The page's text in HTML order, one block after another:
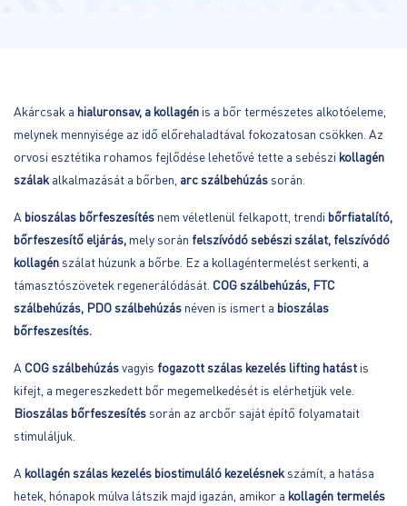
Akárcsak a hialuronsav, a kollagén is a bőr természetes alkotóeleme,
melynek mennyisége az idő előrehaladtával fokozatosan csökken. Az
orvosi esztétika rohamos fejlődése lehetővé tette a sebészi kollagén
szálak alkalmazását a bőrben, arc szálbehúzás során.
A bioszálas bőrfeszesítés nem véletlenül felkapott, trendi bőrfiatalító,
bőrfeszesítő eljárás, mely során felszívódó sebészi szálat, felszívódó
kollagén szálat húzunk a bőrbe. Ez a kollagéntermelést serkenti, a
támasztószövetek regenerálódását. COG szálbehúzás, FTC
szálbehúzás, PDO szálbehúzás néven is ismert a bioszálas
bőrfeszesítés.
A COG szálbehúzásvagyis fogazott szálas kezelés lifting hatást is
kifejt, a megereszkedett bőr megemelkedését is elérhetjük vele.
Bioszálas bőrfeszesítés során az arcbőr saját építő folyamatait
stimuláljuk.
A kollagén szálas kezelés biostimuláló kezelésnek számít, a hatása
hetek, hónapok múlva látszik majd igazán, amikor a kollagén termelés